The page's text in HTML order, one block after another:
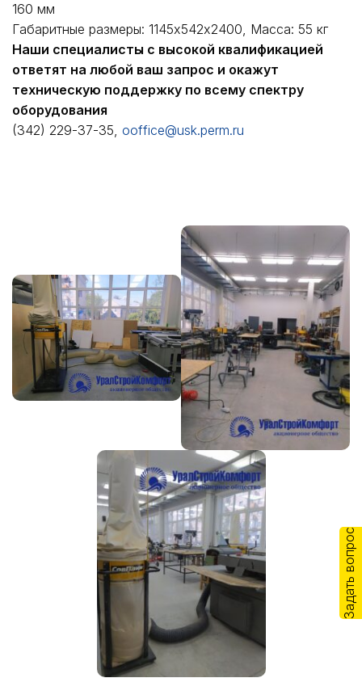
160 мм
Габаритные размеры: 1145х542х2400, Масса: 55 кг
Наши специалисты с высокой квалификацией
ответят на любой ваш запрос и окажут
техническую поддержку по всему спектру
оборудования
(342) 229-37-35, ooffice@usk.perm.ru
Задать вопрос